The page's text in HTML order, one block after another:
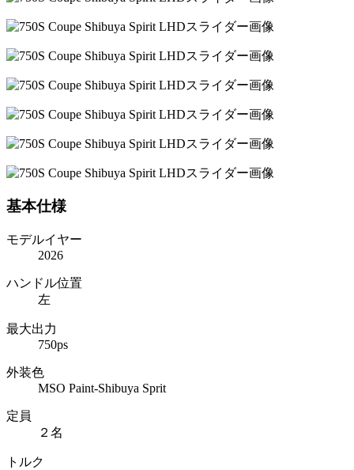
基本仕様
モデルイヤー
2026
ハンドル位置
左
最大出力
750ps
外装色
MSO Paint-Shibuya Sprit
定員
２名
トルク